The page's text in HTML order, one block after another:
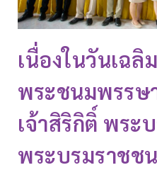
เนื่องในวันเฉลิม
พระชนมพรรษ
เจ้าสิริกิติ์ พระ
พระบรมราชช